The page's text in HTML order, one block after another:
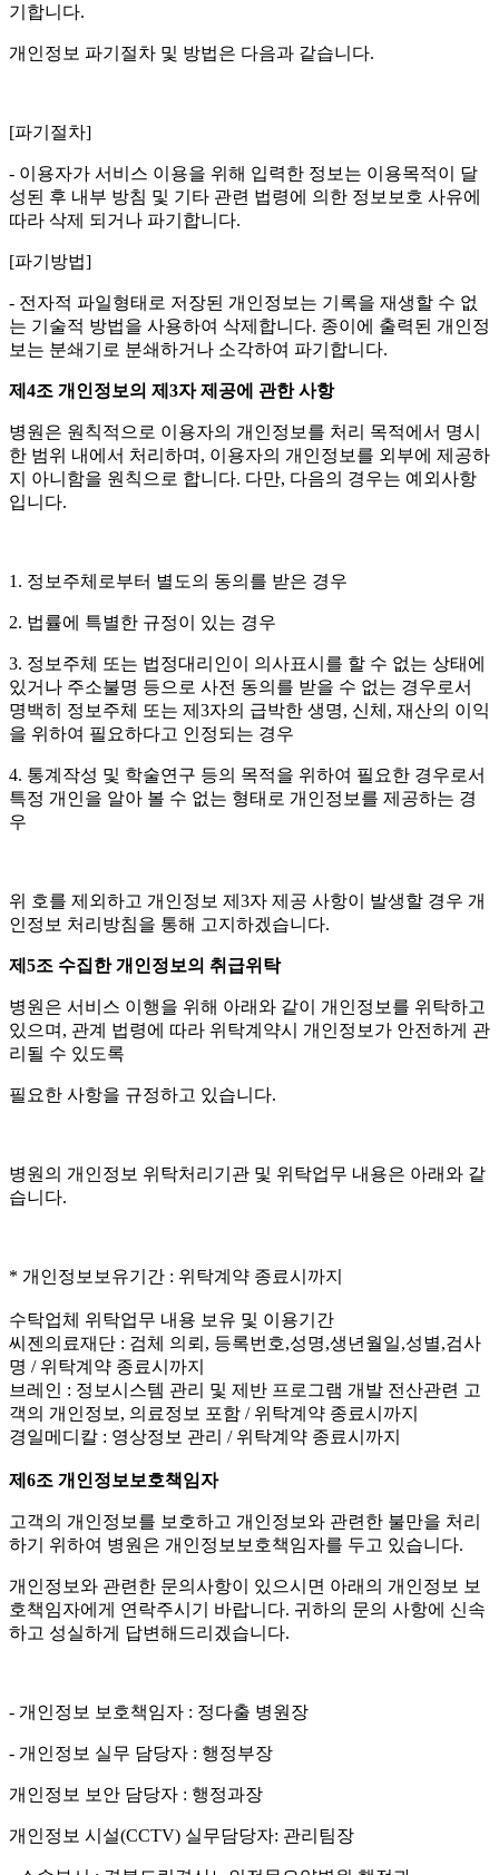
기합니다.
개인정보 파기절차 및 방법은 다음과 같습니다.
[파기절차]
- 이용자가 서비스 이용을 위해 입력한 정보는 이용목적이 달
성된 후 내부 방침 및 기타 관련 법령에 의한 정보보호 사유에
따라 삭제 되거나 파기합니다.
[파기방법]
- 전자적 파일형태로 저장된 개인정보는 기록을 재생할 수 없
는 기술적 방법을 사용하여 삭제합니다. 종이에 출력된 개인정
보는 분쇄기로 분쇄하거나 소각하여 파기합니다.
제 4조 개인정보의 제 3자 제공에 관한 사항
병원은 원칙적으로 이용자의 개인정보를 처리 목적에서 명시
한 범위 내에서 처리하며 , 이용자의 개인정보를 외부에 제공하
지 아니함을 원칙으로 합니다. 다만, 다음의 경우는 예외사항
입니다.
1. 정보주체로부터 별도의 동의를 받은 경우
2. 법률에 특별한 규정이 있는 경우
3. 정보주체 또는 법정대리인이 의사표시를 할 수 없는 상태에
있거나 주소불명 등으로 사전 동의를 받을 수 없는 경우로서
명백히 정보주체 또는 제 3자의 급박한 생명, 신체 , 재산의 이익
을 위하여 필요하다고 인정되는 경우
4. 통계작성 및 학술연구 등의 목적을 위하여 필요한 경우로서
특정 개인을 알아 볼 수 없는 형태로 개인정보를 제공하는 경
우
위 호를 제외하고 개인정보 제 3자 제공 사항이 발생할 경우 개
인정보 처리방침을 통해 고지하겠습니다.
제 5조 수집한 개인정보의 취급위탁
병원은 서비스 이행을 위해 아래와 같이 개인정보를 위탁하고
있으며 , 관계 법령에 따라 위탁계약시 개인정보가 안전하게 관
리될 수 있도록
필요한 사항을 규정하고 있습니다.
병원의 개인정보 위탁처리기관 및 위탁업무 내용은 아래와 같
습니다.
* 개인정보보유기간 : 위탁계약 종료시까지
수탁업체 위탁업무 내용 보유 및 이용기간
씨젠의료재단 : 검체 의뢰, 등록번호,성명,생년월일,성별,검사
명 / 위탁계약 종료시까지
브레인 : 정보시스템 관리 및 제반 프로그램 개발 전산관련 고
객의 개인정보, 의료정보 포함 / 위탁계약 종료시까지
경일메디칼 : 영상정보 관리 / 위탁계약 종료시까지
제6조 개인정보보호책임자
고객의 개인정보를 보호하고 개인정보와 관련한 불만을 처리
하기 위하여 병원은 개인정보보호책임자를 두고 있습니다.
개인정보와 관련한 문의사항이 있으시면 아래의 개인정보 보
호책임자에게 연락주시기 바랍니다. 귀하의 문의 사항에 신속
하고 성실하게 답변해드리겠습니다.
- 개인정보 보호책임자 : 정다출 병원장
- 개인정보 실무 담당자 : 행정부장
개인정보 보안 담당자 : 행정과장
개인정보 시설(CCTV) 실무담당자: 관리팀장